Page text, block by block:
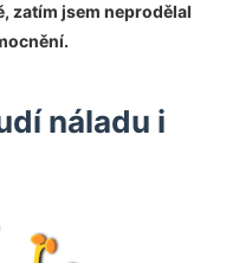
zatím jsem neprodělal
náladu i